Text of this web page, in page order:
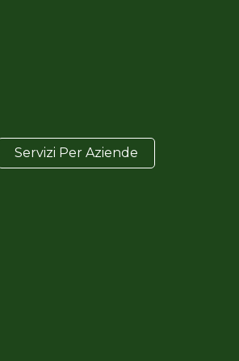
Servizi Per Aziende